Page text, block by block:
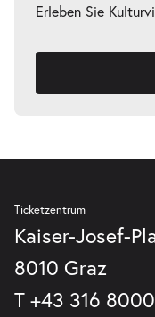
Erleben Sie
Ticketzentrum
Kaiser-Josef-
8010 Graz
T +43 316 8000